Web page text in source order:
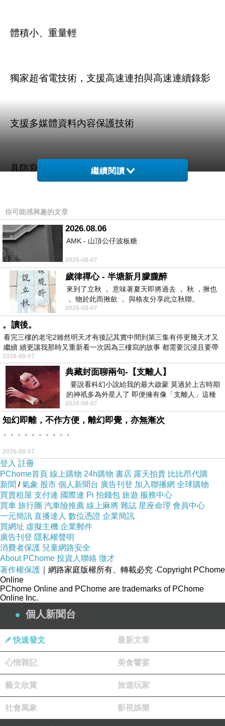
體積小、重量輕
獨家超省電技術，支援高速連拍與高速連續錄影
支援多媒體資料內容保護技術
具防寫開關
內建音樂保護著作權機能SDMI技術
符合RoHS規範
商品訊息描述:
廣穎 SiliconPower SDHC(Class4) 16GB 記憶卡
產品特色:
●擁有高速傳輸
率
●體積小、重量
輕的新一代超
大記憶容量儲
存裝置
●支援市面上標
示SDHC 的高
繼續閱讀
你可能感興趣的文章
2026.08.06
AMK - 山頂公仔波板糖
2026-08-07
歲律禪心 - 半塘新月朦朧醉
來到了立秋 ， 意味著夏天即將過去 ， 秋 ，揪也
， 物於此而揪歛 ， 與格友分享此立秋聯。
2026-08-07
。讀後。
看完三樓的老宅2雖然明天才有後記其實中間到第三集有停更幾天才又
繼續 續更讓我那時又重新看一次因為三樓寫的故事 都需要沉浸且要帶
有
2026-08-07
典藏封面聊兩句-【支離人】
要說看科幻小說給我的最大啟蒙 莫過於上古時期
的神祇多為外星人了 即便擁有像「支離人」這種
驚世駭俗的神通法門 也未必讀
2026-08-07
知幻即離，不作方便，離幻即覺，亦無漸次
。。。。。。。。。。
2026-08-07
登入 註冊
PChome首頁 線上購物 24h購物 書店 露天拍賣 比比昂代購
新聞 /氣象 股市 個人新聞台 廣告刊登 加入聯播網 全球購物
買賣租屋 支付連 國際連 Pi 拍錢包 旅遊 服務中心
買車 旅行團 汽車險推薦 線上麻將 雜誌 星座命理 會員中心
一元簡訊 直播達人 數位憑證 企業簡訊
買網址 虛擬主機 企業郵件
廣告刊登 隱私權聲明
消費者保護 兒童網路安全
About PChome 投資人聯絡 徵才
著作權保護 ｜網路家庭版權所有、轉載必究 ‧Copyright PChome
Online
PChome Online and PChome are trademarks of PChome
Online Inc.
個人新聞台
快速發文 最新文章
心情雜記 美食饗宴
藝文欣賞 旅遊玩家
社會萬象 影視娛樂